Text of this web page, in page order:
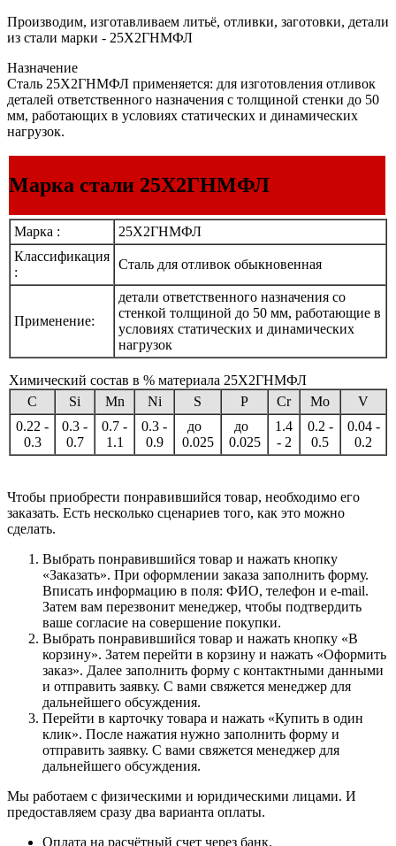
Производим, изготавливаем литьё, отливки, заготовки, детали
из стали марки - 25Х2ГНМФЛ
Назначение
Сталь 25Х2ГНМФЛ применяется: для изготовления отливок
деталей ответственного назначения с толщиной стенки до 50
мм, работающих в условиях статических и динамических
нагрузок.
Марка стали 25Х2ГНМФЛ
Марка :
25Х2ГНМФЛ
Классификация
:
Сталь для отливок обыкновенная
Применение:
детали ответственного назначения со
стенкой толщиной до 50 мм, работающие в
условиях статических и динамических
нагрузок
Химический состав в % материала 25Х2ГНМФЛ
C
Si Mn Ni S P Cr Mo
V
0.22 -
0.3
0.3 -
0.7
0.7 -
1.1
0.3 -
0.9
до
0.025
до
0.025
1.4
- 2
0.2 -
0.5
0.04 -
0.2
Чтобы приобрести понравившийся товар, необходимо его
заказать. Есть несколько сценариев того, как это можно
сделать.
Выбрать понравившийся товар и нажать кнопку
«Заказать». При оформлении заказа заполнить форму.
Вписать информацию в поля: ФИО, телефон и e-mail.
Затем вам перезвонит менеджер, чтобы подтвердить
ваше согласие на совершение покупки.
Выбрать понравившийся товар и нажать кнопку «В
корзину». Затем перейти в корзину и нажать «Оформить
заказ». Далее заполнить форму с контактными данными
и отправить заявку. С вами свяжется менеджер для
дальнейшего обсуждения.
Перейти в карточку товара и нажать «Купить в один
клик». После нажатия нужно заполнить форму и
отправить заявку. С вами свяжется менеджер для
дальнейшего обсуждения.
Мы работаем с физическими и юридическими лицами. И
предоставляем сразу два варианта оплаты.
Оплата на расчётный счет через банк.